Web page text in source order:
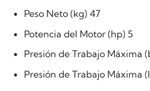
Peso Neto (kg) 47
Potencia del Motor (hp) 5
Presión de Trabajo Máxima
Presión de Trabajo Máxima